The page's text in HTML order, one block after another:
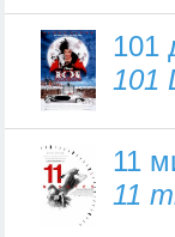
101
101
11
11